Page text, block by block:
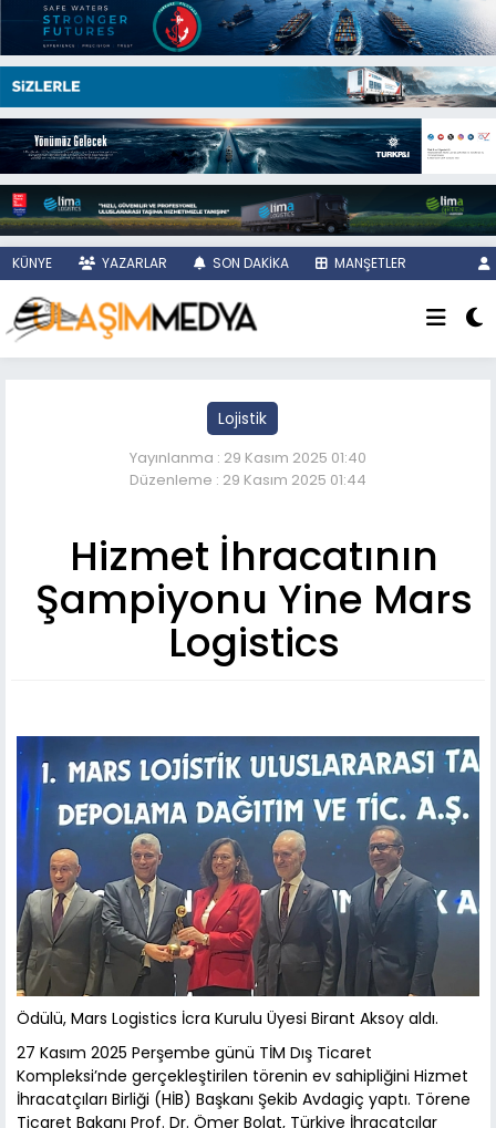
KÜNYE YAZARLAR SON DAKİKA MANŞETLER
Lojistik
Yayınlanma : 29 Kasım 2025 01:40
Düzenleme : 29 Kasım 2025 01:44
Hizmet İhracatının
Şampiyonu Yine Mars
Logistics
Ödülü, Mars Logistics İcra Kurulu Üyesi Birant Aksoy aldı.
27 Kasım 2025 Perşembe günü TİM Dış Ticaret
Kompleksi’nde gerçekleştirilen törenin ev sahipliğini Hizmet
İhracatçıları Birliği (HİB) Başkanı Şekib Avdagiç yaptı. Törene
Ticaret Bakanı Prof. Dr. Ömer Bolat, Türkiye İhracatçılar